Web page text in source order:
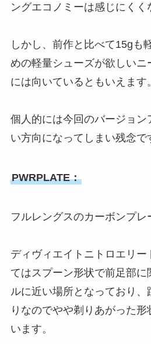
ングエコノミーは感じにくく
しかし、前作と比べて15gも
めの軽量シューズが欲しいニ
には向いているともいえます。
個人的には今回のバージョン
い方向になってしまい残念で
PWRPLATE：
フルレングスのカーボンプレ
ディヴィエイトニトロエリー
てはスプーン形状で前足部に
ルに近い場所となっており
りなのでやや剃りあがった
います。